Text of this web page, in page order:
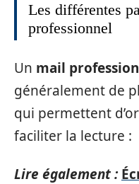
Les différentes
professionnel
Un mail
généralement de
qui permettent
faciliter la lecture :
Lire également :